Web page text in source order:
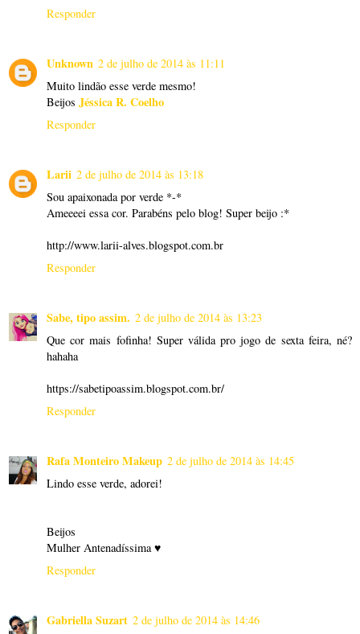
Responder
Unknown 2 de julho de 2014 às 11:11
Muito lindão esse verde mesmo!
Beijos Jéssica R. Coelho
Responder
Larii 2 de julho de 2014 às 13:18
Sou apaixonada por verde *-*
Ameeeei essa cor. Parabéns pelo blog! Super beijo :*
http://www.larii-alves.blogspot.com.br
Responder
Sabe, tipo assim. 2 de julho de 2014 às 13:23
Que cor mais fofinha! Super válida pro jogo de sexta feira, né?
hahaha
https://sabetipoassim.blogspot.com.br/
Responder
Rafa Monteiro Makeup 2 de julho de 2014 às 14:45
Lindo esse verde, adorei!
Beijos
Mulher Antenadíssima ♥
Responder
Gabriella Suzart 2 de julho de 2014 às 14:46